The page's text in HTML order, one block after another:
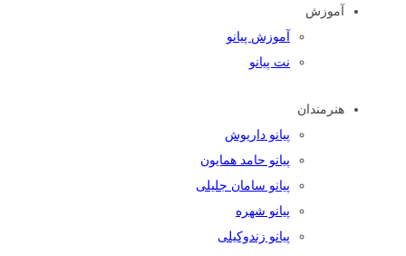
آموزش
آموزش پیانو
نت پیانو
هنرمندان
پیانو داریوش
پیانو حامد همایون
پیانو سامان جلیلی
پیانو شهره
پیانو زندوکیلی